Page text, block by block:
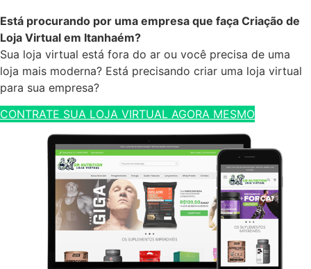
Está procurando por uma empresa que faça Criação de
Loja Virtual em Itanhaém?
Sua loja virtual está fora do ar ou você precisa de uma
loja mais moderna? Está precisando criar uma loja virtual
para sua empresa?
CONTRATE SUA LOJA VIRTUAL AGORA MESMO